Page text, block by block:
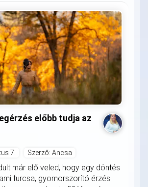
előbb tudja az
7. Szerző: Ancsa
már elő veled, hogy egy döntés
furcsa, gyomorszorító érzés